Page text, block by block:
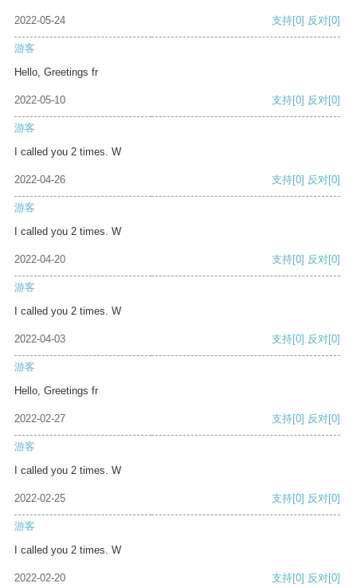
2022-05-24 支持[0] 反对[0]
游客
Hello, Greetings fr
2022-05-10 支持[0] 反对[0]
游客
I called you 2 times. W
2022-04-26 支持[0] 反对[0]
游客
I called you 2 times. W
2022-04-20 支持[0] 反对[0]
游客
I called you 2 times. W
2022-04-03 支持[0] 反对[0]
游客
Hello, Greetings fr
2022-02-27 支持[0] 反对[0]
游客
I called you 2 times. W
2022-02-25 支持[0] 反对[0]
游客
I called you 2 times. W
2022-02-20 支持[0] 反对[0]